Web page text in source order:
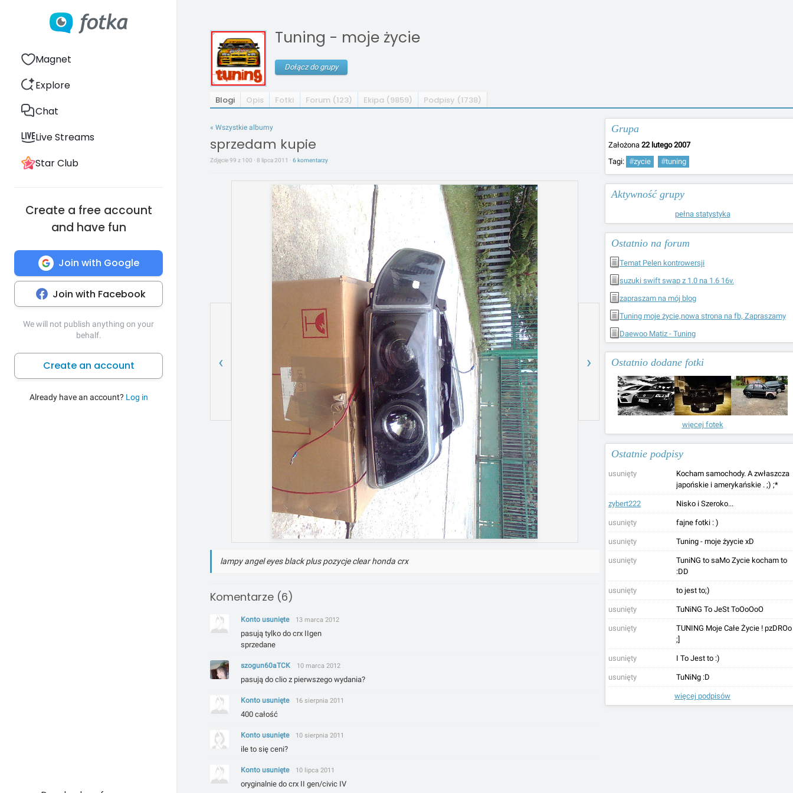
Magnet
Explore
Chat
Live Streams
Star Club
Create a free account
and have fun
Join with Google
Join with Facebook
We will not publish anything on your
behalf.
Create an account
Already have an account? Log in
Tuning - moje życie
Dołącz do grupy
Blogi Opis Fotki Forum (123) Ekipa (9859) Podpisy (1738)
Grupa
Założona 22 lutego 2007
Tagi: #zycie #tuning
Aktywność grupy
pełna statystyka
Ostatnio na forum
Temat Pelen kontrowersji
suzuki swift swap z 1.0 na 1.6 16v.
zapraszam na mój blog
Tuning moje życie,nowa strona na fb, Zapraszamy
Daewoo Matiz - Tuning
Ostatnio dodane fotki
więcej fotek
Ostatnie podpisy
usunięty
Kocham samochody. A zwłaszcza
japońskie i amerykańskie . ;) ;*
zybert222 Nisko i Szeroko...
usunięty fajne fotki : )
usunięty Tuning - moje żyycie xD
usunięty
TuniNG to saMo Zycie kocham to
:DD
usunięty to jest to;)
usunięty TuNiNG To JeSt ToOoOoO
usunięty
TUNING Moje Całe Życie ! pzDROo
;]
usunięty I To Jest to :)
usunięty TuNiNg :D
więcej podpisów
« Wszystkie albumy
sprzedam kupie
Zdjęcie 99 z 100 · 8 lipca 2011 · 6 komentarzy
‹ ›
lampy angel eyes black plus pozycje clear honda crx
Komentarze (6)
Konto usunięte 13 marca 2012
pasują tylko do crx IIgen
sprzedane
szogun60aTCK 10 marca 2012
pasują do clio z pierwszego wydania?
Konto usunięte 16 sierpnia 2011
400 całość
Konto usunięte 10 sierpnia 2011
ile to się ceni?
Konto usunięte 10 lipca 2011
oryginalnie do crx II gen/civic IV